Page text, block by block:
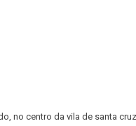
no centro da vila de santa